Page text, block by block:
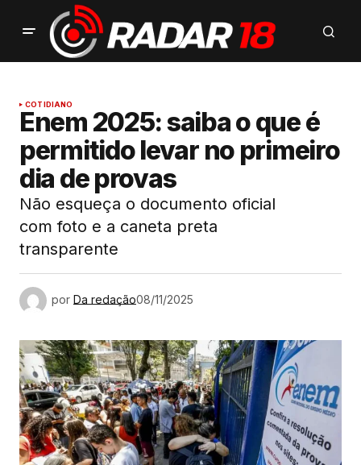
COTIDIANO
Enem 2025: saiba o que é
permitido levar no primeiro
dia de provas
Não esqueça o documento oficial
com foto e a caneta preta
transparente
por Da redação08/11/2025